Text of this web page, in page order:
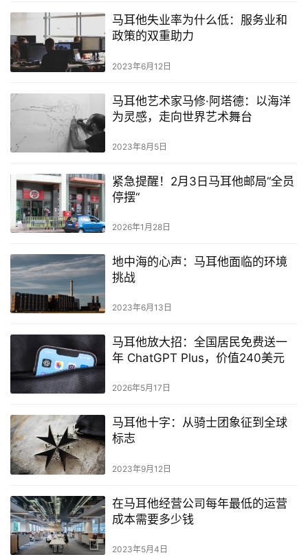
马耳他失业率为什么低：服务业和
政策的双重助力
2023年6月12日
马耳他艺术家马修·阿塔德：以海洋
为灵感，走向世界艺术舞台
2023年8月5日
紧急提醒！2月3日马耳他邮局“全员
停摆“
2026年1月28日
地中海的心声：马耳他面临的环境
挑战
2023年6月13日
马耳他放大招：全国居民免费送一
年 ChatGPT Plus，价值240美元
2026年5月17日
马耳他十字：从骑士团象征到全球
标志
2023年9月12日
在马耳他经营公司每年最低的运营
成本需要多少钱
2023年5月4日